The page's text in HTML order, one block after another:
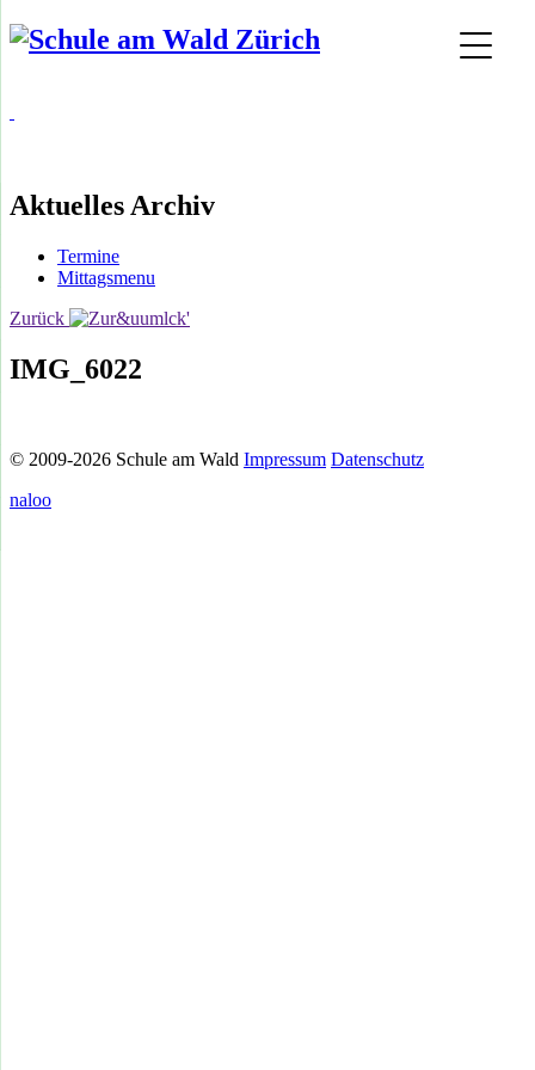
Aktuelles Archiv
Termine
Mittagsmenu
Zurück
IMG_6022
© 2009-2026 Schule am Wald Impressum Datenschutz
naloo